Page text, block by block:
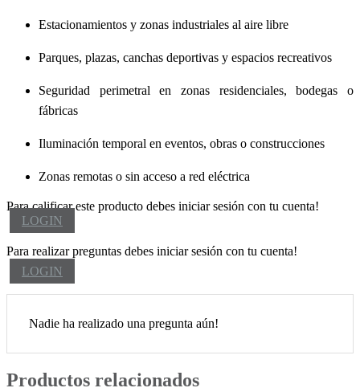
Estacionamientos y zonas industriales al aire libre
Parques, plazas, canchas deportivas y espacios recreativos
Seguridad perimetral en zonas residenciales, bodegas o
fábricas
Iluminación temporal en eventos, obras o construcciones
Zonas remotas o sin acceso a red eléctrica
Para calificar este producto debes iniciar sesión con tu cuenta!
LOGIN
Para realizar preguntas debes iniciar sesión con tu cuenta!
LOGIN
Nadie ha realizado una pregunta aún!
Productos relacionados